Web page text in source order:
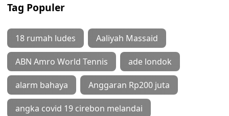
Tag Populer
18 rumah ludes Aaliyah Massaid
ABN Amro World Tennis ade londok
alarm bahaya Anggaran Rp200 juta
angka covid 19 cirebon melandai